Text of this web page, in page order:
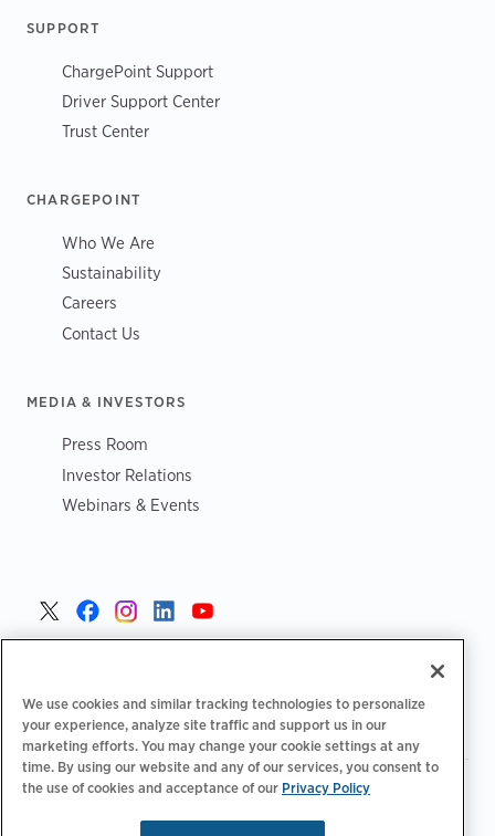
SUPPORT
ChargePoint Support
Driver Support Center
Trust Center
CHARGEPOINT
Who We Are
Sustainability
Careers
Contact Us
MEDIA & INVESTORS
Press Room
Investor Relations
Webinars & Events
Polityka prywatności | Opcje prywatności|Legalny
We use cookies and similar tracking technologies to personalize
your experience, analyze site traffic and support us in our
marketing efforts. You may change your cookie settings at any
time. By using our website and any of our services, you consent to
the use of cookies and acceptance of our Privacy Policy